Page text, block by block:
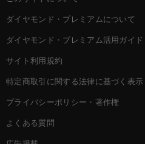
ダイヤモンド・プレミアムについて
ダイヤモンド・プレミアム活用ガイド
サイト利用規約
特定商取引に関する法律に基づく表示
プライバシーポリシー・著作権
よくある質問